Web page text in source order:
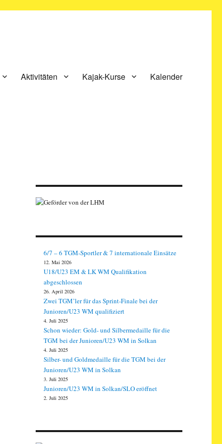
Aktivitäten Kajak-Kurse Kalender
6/7 – 6 TGM-Sportler & 7 internationale Einsätze
12. Mai 2026
U18/U23 EM & LK WM Qualifikation
abgeschlossen
26. April 2026
Zwei TGM’ler für das Sprint-Finale bei der
Junioren/U23 WM qualifiziert
4. Juli 2025
Schon wieder: Gold- und Silbermedaille für die
TGM bei der Junioren/U23 WM in Solkan
4. Juli 2025
Silber- und Goldmedaille für die TGM bei der
Junioren/U23 WM in Solkan
3. Juli 2025
Junioren/U23 WM in Solkan/SLO eröffnet
2. Juli 2025